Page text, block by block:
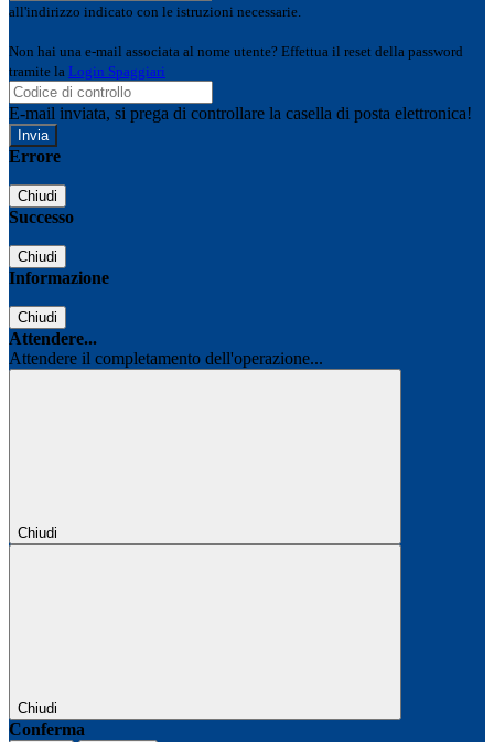
all'indirizzo indicato con le istruzioni necessarie.
Non hai una e-mail associata al nome utente? Effettua il reset della password
tramite la Login Spaggiari
E-mail inviata, si prega di controllare la casella di posta elettronica!
Errore
Chiudi
Successo
Chiudi
Informazione
Chiudi
Attendere...
Attendere il completamento dell'operazione...
Chiudi
Chiudi
Conferma